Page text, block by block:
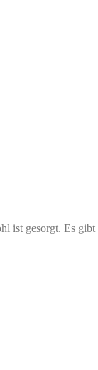
ist gesorgt. Es